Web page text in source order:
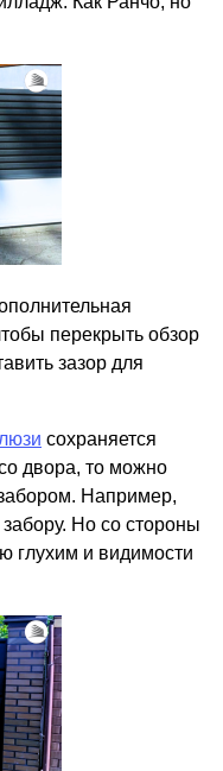
перекрыть обзор
зазор для
сохраняется
двора, то можно
Например,
забору. Но со стороны
глухим и видимости